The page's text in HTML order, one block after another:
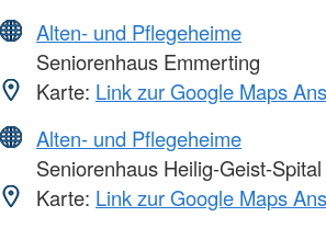
Alten- und Pflegeheime
Seniorenhaus Emmerting
Karte: Link zur Google Maps
Alten- und Pflegeheime
Seniorenhaus Heilig-Geist-Spital
Karte: Link zur Google Maps